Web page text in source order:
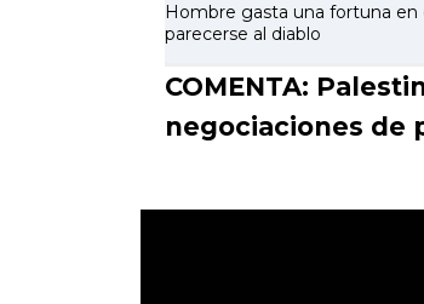
Hombre gasta una fortuna en
parecerse al diablo
COMENTA:
negociaciones de